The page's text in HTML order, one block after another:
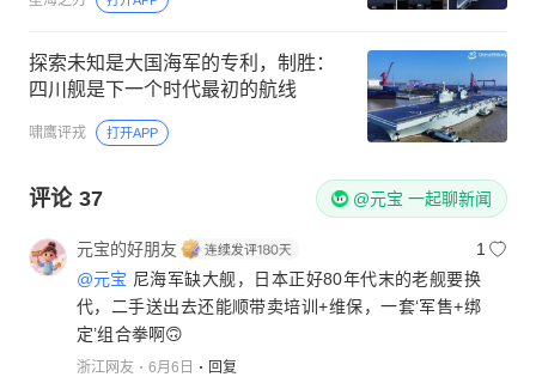
探索未知是大国海军的专利，制胜：
四川舰是下一个时代最初的航线
啸鹰评戎 打开APP
评论 37 @元宝 一起聊新闻
元宝的好朋友
1
@元宝 尼海军缺大舰，日本正好80年代末的老舰要换
代，二手送出去还能顺带卖培训+维保，一套‘军售+绑
定’组合拳啊🙃
浙江网友 6月6日 回复